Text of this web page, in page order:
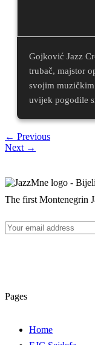
Gojković Jazz
trubač, majstor
svojim
uvijek pogodile
← Previous
Next →
The first Montenegrin
Pages
Home